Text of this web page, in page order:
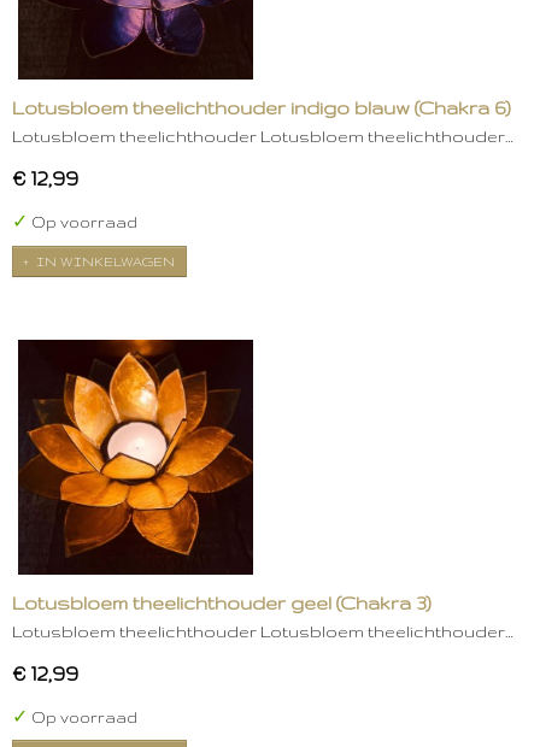
Lotusbloem theelichthouder indigo blauw (Chakra 6)
Lotusbloem theelichthouder Lotusbloem theelichthouder…
€ 12,99
✓ Op voorraad
IN WINKELWAGEN
Lotusbloem theelichthouder geel (Chakra 3)
Lotusbloem theelichthouder Lotusbloem theelichthouder…
€ 12,99
✓ Op voorraad